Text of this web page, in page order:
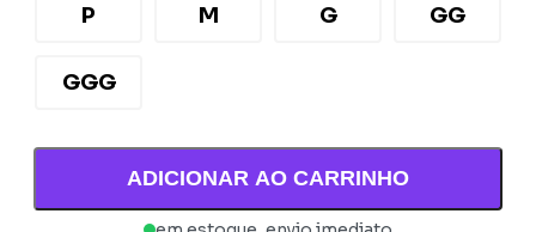
P M G GG
GGG
ADICIONAR AO CARRINHO